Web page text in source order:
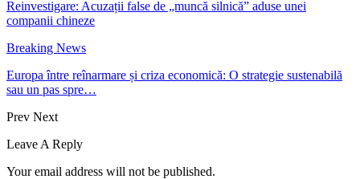
Reinvestigare: Acuzații false de „muncă silnică” aduse unei
companii chineze
Breaking News
Europa între reînarmare și criza economică: O strategie sustenabilă
sau un pas spre…
Prev Next
Leave A Reply
Your email address will not be published.